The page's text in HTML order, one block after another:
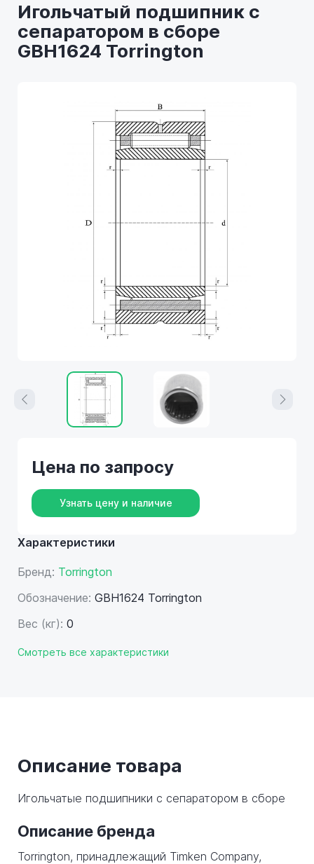
Игольчатый подшипник с
сепаратором в сборе
GBH1624 Torrington
Характеристики
Бренд: Torrington
Обозначение: GBH1624 Torrington
Вес (кг): 0
Смотреть все характеристики
Цена по запросу
Узнать цену и наличие
Описание товара
Игольчатые подшипники с сепаратором в сборе
Описание бренда
Torrington, принадлежащий Timken Company,